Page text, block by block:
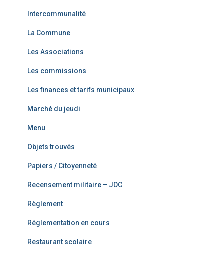
Intercommunalité
La Commune
Les Associations
Les commissions
Les finances et tarifs municipaux
Marché du jeudi
Menu
Objets trouvés
Papiers / Citoyenneté
Recensement militaire – JDC
Règlement
Réglementation en cours
Restaurant scolaire